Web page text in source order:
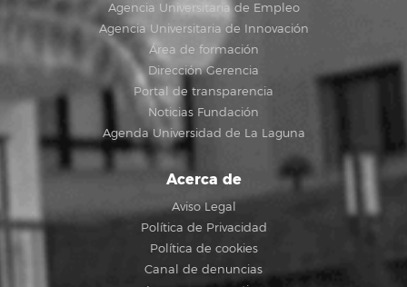
Agencia Universitaria de Empleo
Agencia Universitaria de Innovación
Área de formación
Dirección Gerencia
Portal de transparencia
Noticias Fundación
Agenda Universidad de La Laguna
Acerca de
Aviso Legal
Política de Privacidad
Política de cookies
Canal de denuncias